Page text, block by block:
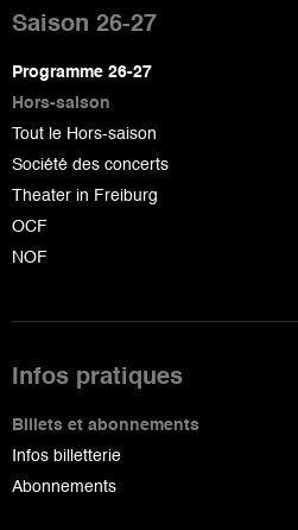
de
page
Saison 26-27
Programme 26-27
Hors-saison
Tout le Hors-saison
Société des concerts
Theater in Freiburg
OCF
NOF
Infos pratiques
Billets et abonnements
Infos billetterie
Abonnements